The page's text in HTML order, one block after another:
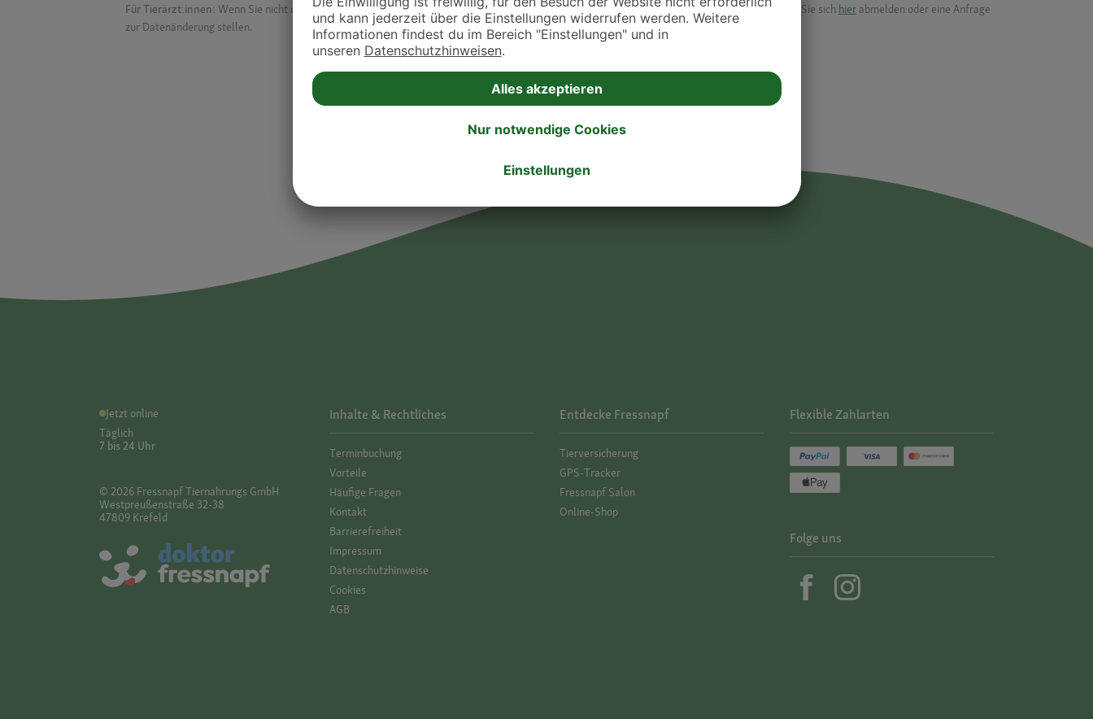
Für Tierärzt:innen: Wenn Sie nicht mehr auf der Dr. Fressnapf Tierarztsuche als Praxis gelistet werden oder Ihre Daten ändern möchten, können Sie sich hier abmelden oder eine Anfrage
zur Datenänderung stellen.
Jetzt online
Täglich
7 bis 24 Uhr
© 2026 Fressnapf Tiernahrungs GmbH
Westpreußenstraße 32-38
47809 Krefeld
Inhalte & Rechtliches
Termin­buchung
Vorteile
Häufige Fragen
Kontakt
Barrierefreiheit
Impressum
Datenschutz­hinweise
Cookies
AGB
Entdecke Fressnapf
Tierversicherung
GPS-Tracker
Fressnapf Salon
Online-Shop
Flexible Zahlarten
Folge uns